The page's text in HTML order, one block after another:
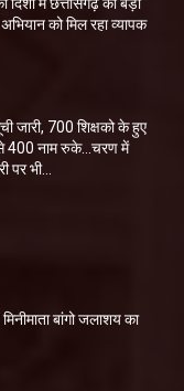
में छत्तीसगढ़ की बड़ी
को मिल रहा व्यापक
जारी, 700 शिक्षको के हुए
से 400 नाम रुके…चरण में
भी...
बांगो जलाशय का